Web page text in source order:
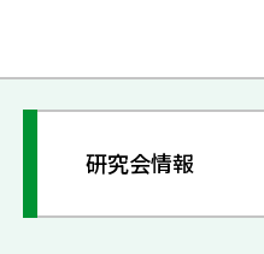
研究会情報